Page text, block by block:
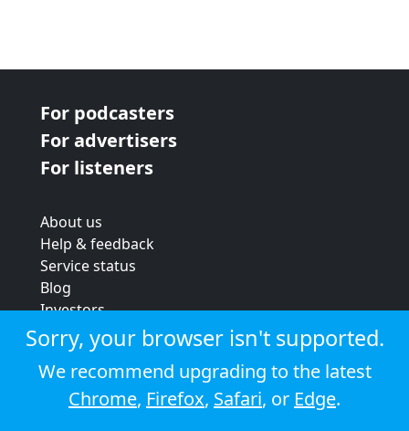
For podcasters
For advertisers
For listeners
About us
Help & feedback
Service status
Blog
Investors
Strategic review
Terms & conditions
Privacy policy
Cookie policy
Sorry, your browser isn't supported.
We recommend upgrading to the latest
Chrome, Firefox, Safari, or Edge.